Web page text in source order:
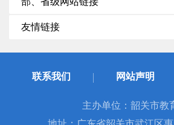
友情链接
联系我们 网站声明
主办单位：韶关市教